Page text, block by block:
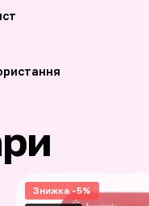
Знижка -5%